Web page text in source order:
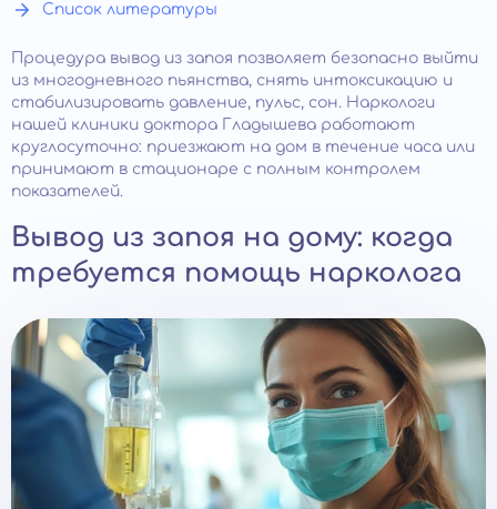
Список литературы
Процедура вывод из запоя позволяет безопасно выйти
из многодневного пьянства, снять интоксикацию и
стабилизировать давление, пульс, сон. Наркологи
нашей клиники доктора Гладышева работают
круглосуточно: приезжают на дом в течение часа или
принимают в стационаре с полным контролем
показателей.
Вывод из запоя на дому: когда
требуется помощь нарколога